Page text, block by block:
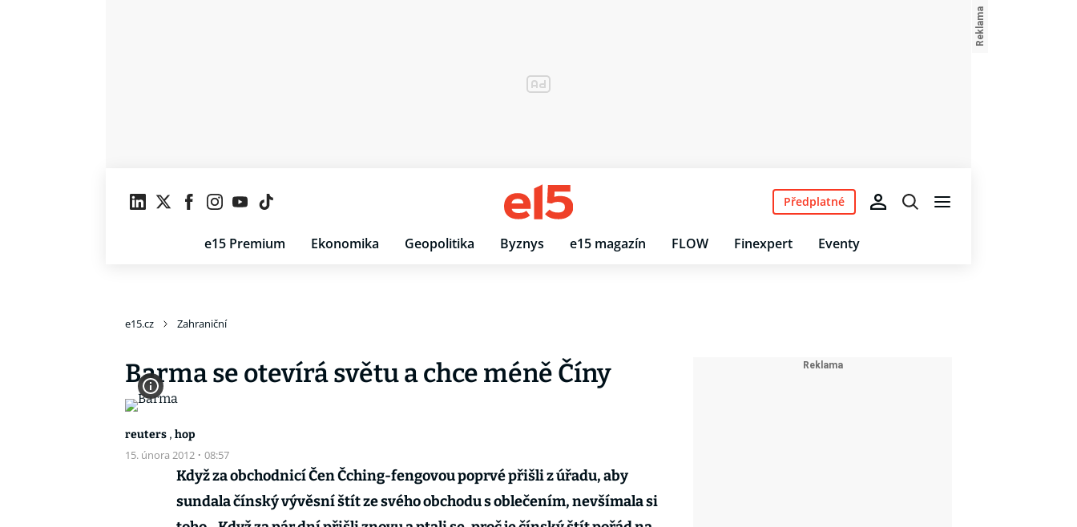
e15 Premium Ekonomika Geopolitika Byznys e15 magazín FLOW Finexpert Eventy
Předplatné
e15.cz Zahraniční
Barma se otevírá světu a chce méně Číny
reuters , hop
15. února 2012 · 08:57
Když za obchodnicí Čen Čching-fengovou poprvé přišli z úřadu, aby
sundala čínský vývěsní štít ze svého obchodu s oblečením, nevšímala si